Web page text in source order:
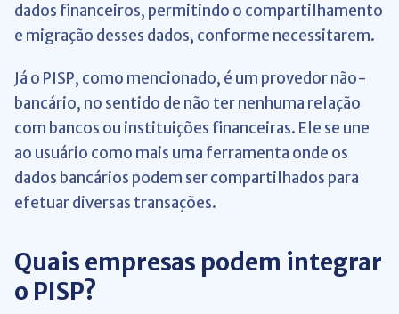
dados financeiros, permitindo o compartilhamento
e migração desses dados, conforme necessitarem.
Já o PISP, como mencionado, é um provedor não-
bancário, no sentido de não ter nenhuma relação
com bancos ou instituições financeiras. Ele se une
ao usuário como mais uma ferramenta onde os
dados bancários podem ser compartilhados para
efetuar diversas transações.
Quais empresas podem integrar
o PISP?